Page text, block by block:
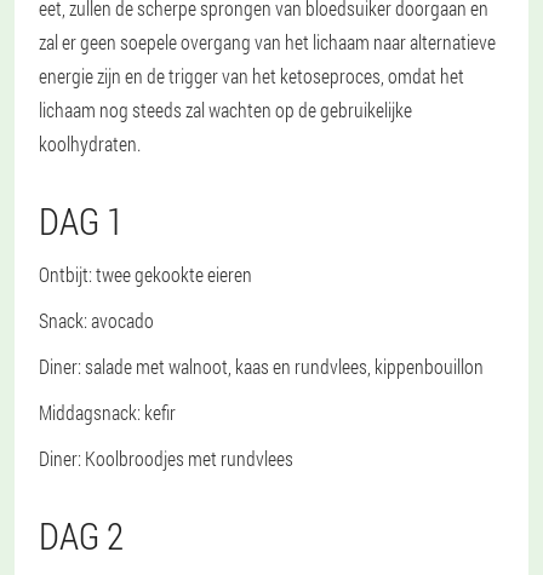
eet, zullen de scherpe sprongen van bloedsuiker doorgaan en
zal er geen soepele overgang van het lichaam naar alternatieve
energie zijn en de trigger van het ketoseproces, omdat het
lichaam nog steeds zal wachten op de gebruikelijke
koolhydraten.
DAG 1
Ontbijt: twee gekookte eieren
Snack: avocado
Diner: salade met walnoot, kaas en rundvlees, kippenbouillon
Middagsnack: kefir
Diner: Koolbroodjes met rundvlees
DAG 2